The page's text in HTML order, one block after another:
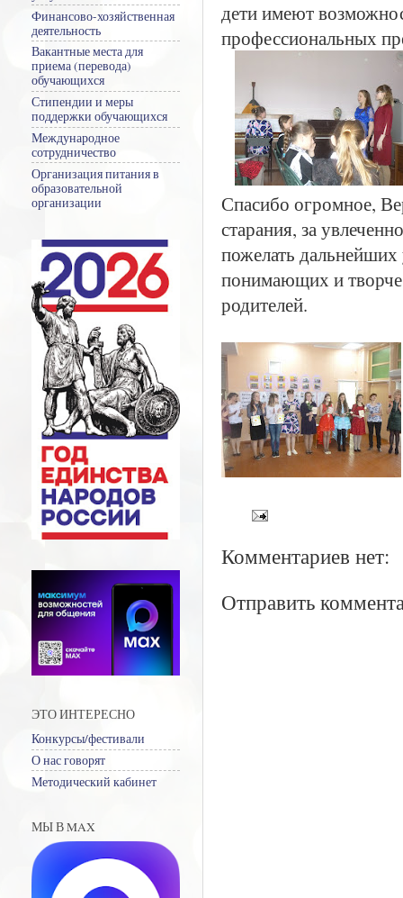
дети имеют
профессиональных
Спасибо огромное,
старания, за
пожелать дальнейших
понимающих и
родителей.
Комментариев нет:
Отправить
Финансово-хозяйственная
деятельность
Вакантные места для
приема (перевода)
обучающихся
Стипендии и меры
поддержки обучающихся
Международное
сотрудничество
Организация питания в
образовательной
организации
ЭТО ИНТЕРЕСНО
Конкурсы/фестивали
О нас говорят
Методический кабинет
МЫ В MAX